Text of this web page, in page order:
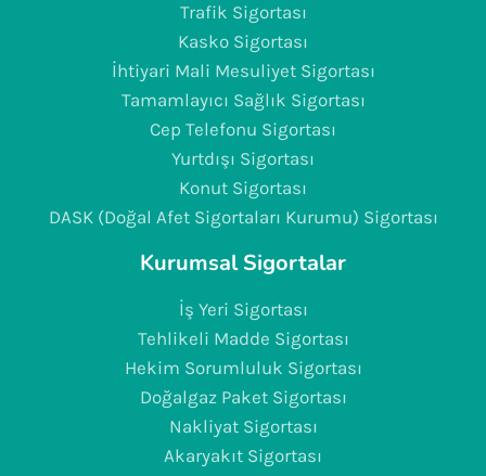
Trafik Sigortası
Kasko Sigortası
İhtiyari Mali Mesuliyet Sigortası
Tamamlayıcı Sağlık Sigortası
Cep Telefonu Sigortası
Yurtdışı Sigortası
Konut Sigortası
DASK (Doğal Afet Sigortaları Kurumu) Sigortası
Kurumsal Sigortalar
İş Yeri Sigortası
Tehlikeli Madde Sigortası
Hekim Sorumluluk Sigortası
Doğalgaz Paket Sigortası
Nakliyat Sigortası
Akaryakıt Sigortası